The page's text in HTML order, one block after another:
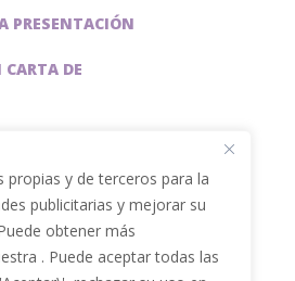
propias y de terceros para la
publicitarias y mejorar su
obtener más
. Puede aceptar todas las
PRESENTACIÓN
DE
LINKEDIN